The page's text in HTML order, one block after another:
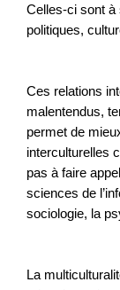
Celles-ci sont à
politiques,
Ces relations
malentendus,
permet de
interculturelles
pas à faire
sciences de
sociologie, la
La